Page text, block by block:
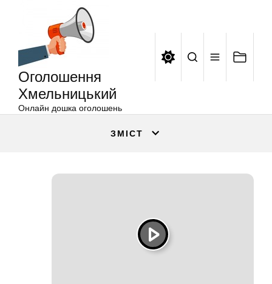
Оголошення
Хмельницький
Онлайн дошка оголошень
ЗМІСТ